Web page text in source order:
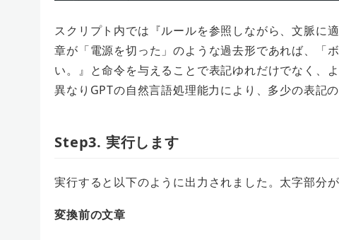
スクリプト内では『ルールを参照しながら、文脈に
章が「電源を切った」のような過去形であれば、「
い。』と命令を与えることで表記ゆれだけでなく、
異なりGPTの自然言語処理能力により、多少の表記
Step3. 実行します
実行すると以下のように出力されました。太字部分
変換前の文章